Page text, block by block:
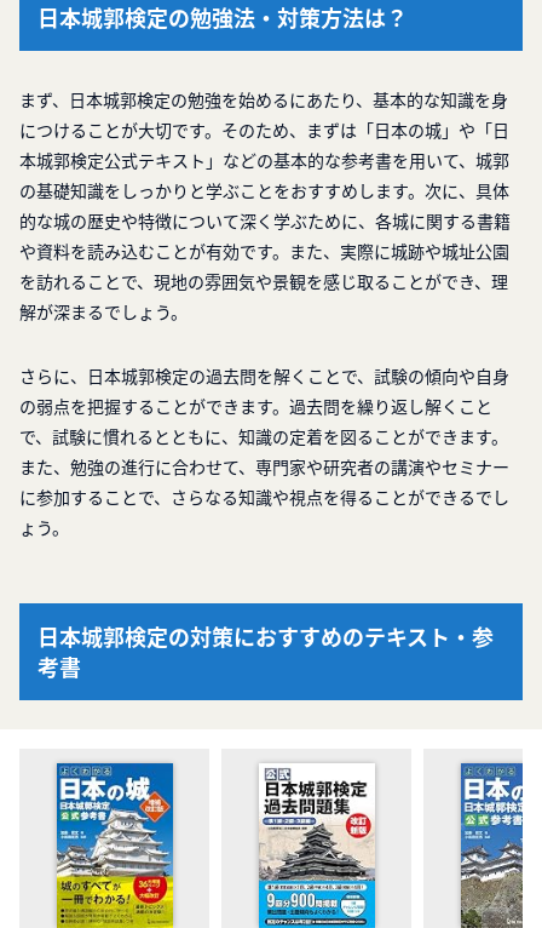
日本城郭検定の勉強法・対策方法は？
まず、日本城郭検定の勉強を始めるにあたり、基本的な知識を身
につけることが大切です。そのため、まずは「日本の城」や「日
本城郭検定公式テキスト」などの基本的な参考書を用いて、城郭
の基礎知識をしっかりと学ぶことをおすすめします。次に、具体
的な城の歴史や特徴について深く学ぶために、各城に関する書籍
や資料を読み込むことが有効です。また、実際に城跡や城址公園
を訪れることで、現地の雰囲気や景観を感じ取ることができ、理
解が深まるでしょう。
さらに、日本城郭検定の過去問を解くことで、試験の傾向や自身
の弱点を把握することができます。過去問を繰り返し解くこと
で、試験に慣れるとともに、知識の定着を図ることができます。
また、勉強の進行に合わせて、専門家や研究者の講演やセミナー
に参加することで、さらなる知識や視点を得ることができるでし
ょう。
日本城郭検定の対策におすすめのテキスト・参
考書